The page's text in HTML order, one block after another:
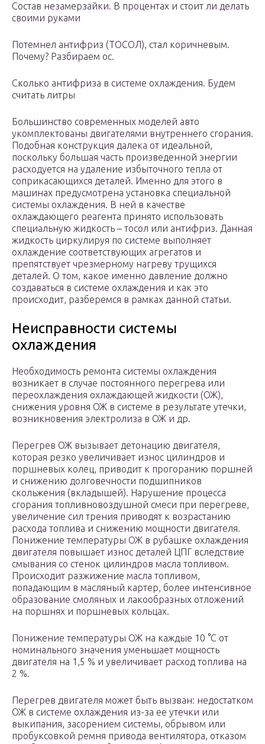
Состав незамерзайки. В процентах и стоит ли делать
своими руками
Потемнел антифриз (ТОСОЛ), стал коричневым.
Почему? Разбираем ос.
Сколько антифриза в системе охлаждения. Будем
считать литры
Большинство современных моделей авто
укомплектованы двигателями внутреннего сгорания.
Подобная конструкция далека от идеальной,
поскольку большая часть произведенной энергии
расходуется на удаление избыточного тепла от
соприкасающихся деталей. Именно для этого в
машинах предусмотрена установка специальной
системы охлаждения. В ней в качестве
охлаждающего реагента принято использовать
специальную жидкость – тосол или антифриз. Данная
жидкость циркулируя по системе выполняет
охлаждение соответствующих агрегатов и
препятствует чрезмерному нагреву трущихся
деталей. О том, какое именно давление должно
создаваться в системе охлаждения и как это
происходит, разберемся в рамках данной статьи.
Неисправности системы
охлаждения
Необходимость ремонта системы охлаждения
возникает в случае постоянного перегрева или
переохлаждения охлаждающей жидкости (ОЖ),
снижения уровня ОЖ в системе в результате утечки,
возникновения электролиза в ОЖ и др.
Перегрев ОЖ вызывает детонацию двигателя,
которая резко увеличивает износ цилиндров и
поршневых колец, приводит к прогоранию поршней
и снижению долговечности подшипников
скольжения (вкладышей). Нарушение процесса
сгорания топливновоздушной смеси при перегреве,
увеличение сил трения приводят к возрастанию
расхода топлива и снижению мощности двигателя.
Понижение температуры ОЖ в рубашке охлаждения
двигателя повышает износ деталей ЦПГ вследствие
смывания со стенок цилиндров масла топливом.
Происходит разжижение масла топливом,
попадающим в масляный картер, более интенсивное
образование смоляных и лакообразных отложений
на поршнях и поршневых кольцах.
Понижение температуры ОЖ на каждые 10 °С от
номинального значения уменьшает мощность
двигателя на 1,5 % и увеличивает расход топлива на
2 %.
Перегрев двигателя может быть вызван: недостатком
ОЖ в системе охлаждения из-за ее утечки или
выкипания, засорением системы, обрывом или
пробуксовкой ремня привода вентилятора, отказом